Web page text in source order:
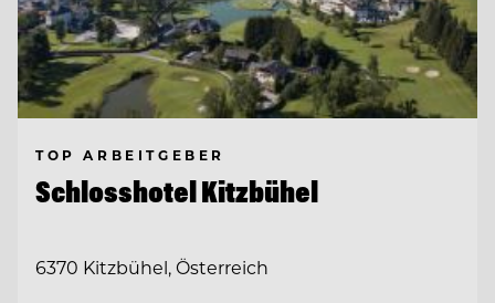
TOP ARBEITGEBER
Schlosshotel Kitzbühel
6370 Kitzbühel, Österreich